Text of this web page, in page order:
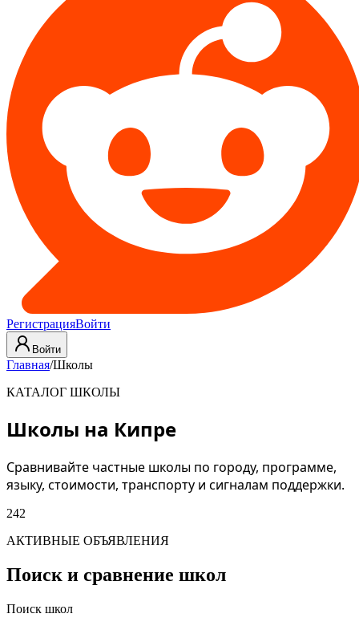
РегистрацияВойти
Войти
Главная/Школы
КАТАЛОГ ШКОЛЫ
Школы на Кипре
Сравнивайте частные школы по городу, программе,
языку, стоимости, транспорту и сигналам поддержки.
242
АКТИВНЫЕ ОБЪЯВЛЕНИЯ
Поиск и сравнение школ
Поиск школ